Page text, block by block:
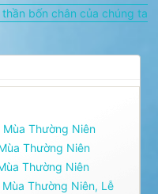
bốn chân của chúng ta
Thường Niên
Thường Niên
Thường Niên
Thường Niên, Lễ